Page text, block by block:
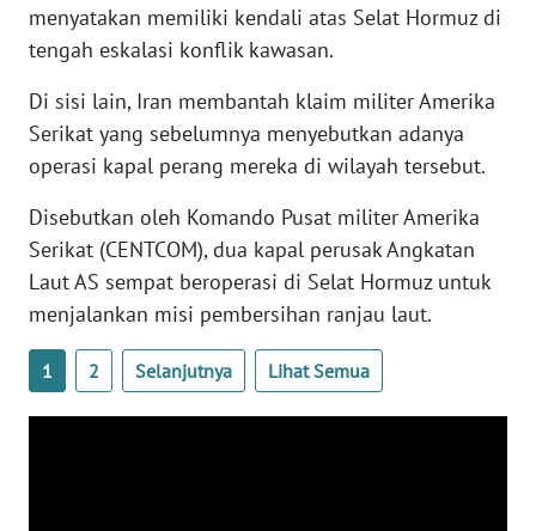
menyatakan memiliki kendali atas Selat Hormuz di
tengah eskalasi konflik kawasan.
Di sisi lain, Iran membantah klaim militer Amerika
Serikat yang sebelumnya menyebutkan adanya
operasi kapal perang mereka di wilayah tersebut.
Disebutkan oleh Komando Pusat militer Amerika
Serikat (CENTCOM), dua kapal perusak Angkatan
Laut AS sempat beroperasi di Selat Hormuz untuk
menjalankan misi pembersihan ranjau laut.
1 2 Selanjutnya Lihat Semua
WN
BANTEN
WN
NTT
KEPRI
WN
PAPUA
PAPUA
BARAT